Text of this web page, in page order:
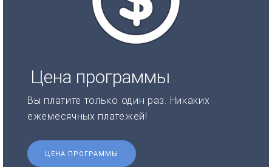
Цена программы
Вы платите только один раз. Никаких
ежемесячных платежей!
ЦЕНА ПРОГРАММЫ